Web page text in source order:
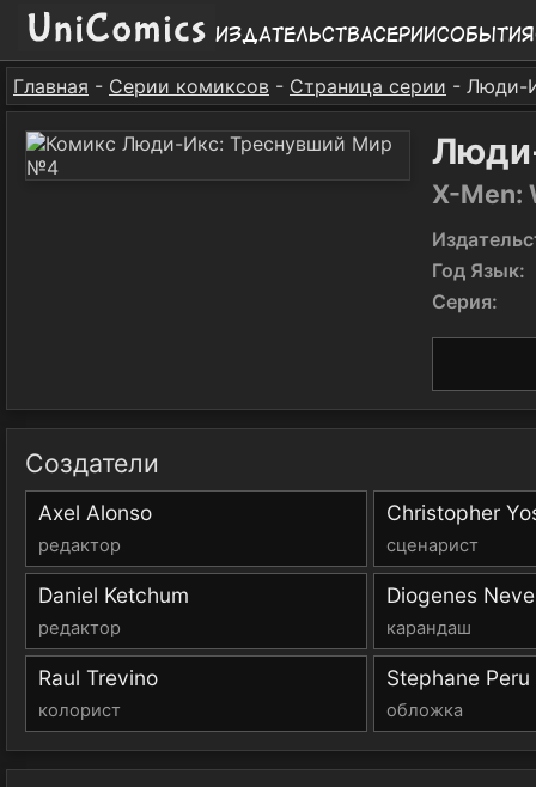
ИздательстваСерииСобытия
Главная - Серии комиксов - Страница серии - Люди-
X-Men:
Год Язык:
Серия:
Создатели
Axel Alonso
редактор
Christopher
сценарист
Daniel Ketchum
редактор
Diogenes
карандаш
Raul Trevino
колорист
Stephane Peru
обложка